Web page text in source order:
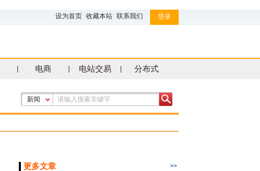
设为首页 收藏本站 联系我们 登录
电商 电站交易 分布式
新闻
更多文章 >>